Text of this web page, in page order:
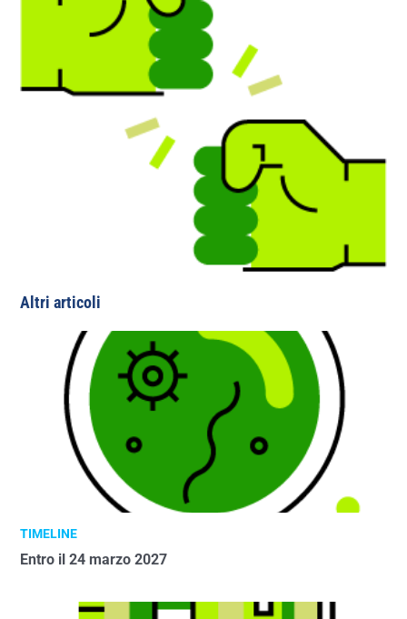
Altri articoli
TIMELINE
Entro il 24 marzo 2027